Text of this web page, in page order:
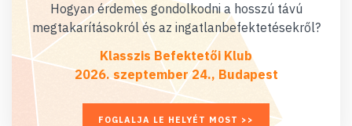
Hogyan érdemes gondolkodni a hosszú távú
megtakarításokról és az ingatlanbefektetésekről?
Klasszis Befektetői Klub
2026. szeptember 24., Budapest
FOGLALJA LE HELYÉT MOST >>